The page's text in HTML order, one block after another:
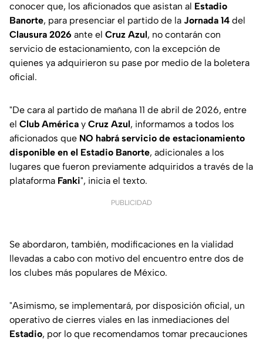
conocer que, los aficionados que asistan al Estadio
Banorte, para presenciar el partido de la Jornada 14 del
Clausura 2026 ante el Cruz Azul, no contarán con
servicio de estacionamiento, con la excepción de
quienes ya adquirieron su pase por medio de la boletera
oficial.
"De cara al partido de mañana 11 de abril de 2026, entre
el Club América y Cruz Azul, informamos a todos los
aficionados que NO habrá servicio de estacionamiento
disponible en el Estadio Banorte, adicionales a los
lugares que fueron previamente adquiridos a través de la
plataforma Fanki", inicia el texto.
PUBLICIDAD
Se abordaron, también, modificaciones en la vialidad
llevadas a cabo con motivo del encuentro entre dos de
los clubes más populares de México.
"Asimismo, se implementará, por disposición oficial, un
operativo de cierres viales en las inmediaciones del
Estadio, por lo que recomendamos tomar precauciones